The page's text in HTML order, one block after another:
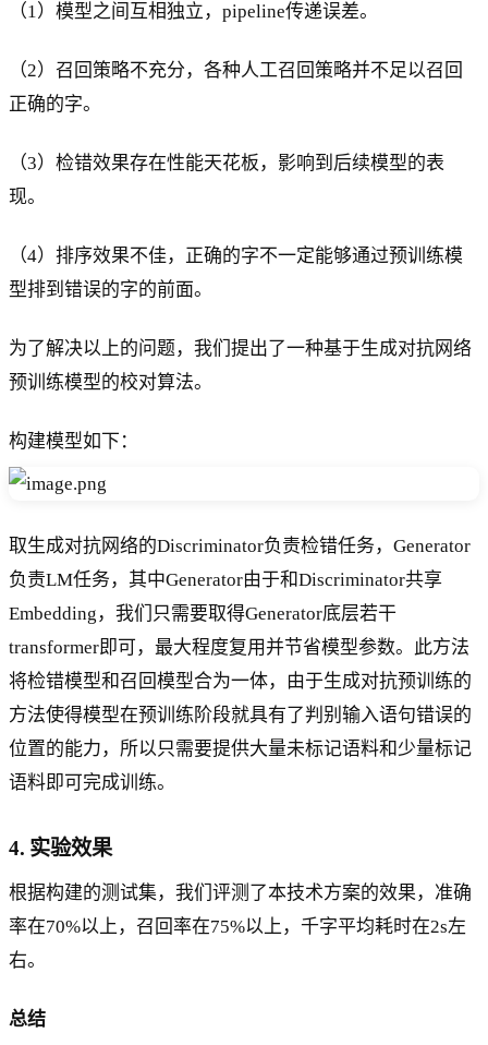
（1）模型之间互相独立，pipeline传递误差。
（2）召回策略不充分，各种人工召回策略并不足以召回
正确的字。
（3）检错效果存在性能天花板，影响到后续模型的表
现。
（4）排序效果不佳，正确的字不一定能够通过预训练模
型排到错误的字的前面。
为了解决以上的问题，我们提出了一种基于生成对抗网络
预训练模型的校对算法。
构建模型如下：
取生成对抗网络的Discriminator负责检错任务，Generator
负责LM任务，其中Generator由于和Discriminator共享
Embedding，我们只需要取得Generator底层若干
transformer即可，最大程度复用并节省模型参数。此方法
将检错模型和召回模型合为一体，由于生成对抗预训练的
方法使得模型在预训练阶段就具有了判别输入语句错误的
位置的能力，所以只需要提供大量未标记语料和少量标记
语料即可完成训练。
4. 实验效果
根据构建的测试集，我们评测了本技术方案的效果，准确
率在70%以上，召回率在75%以上，千字平均耗时在2s左
右。
总结